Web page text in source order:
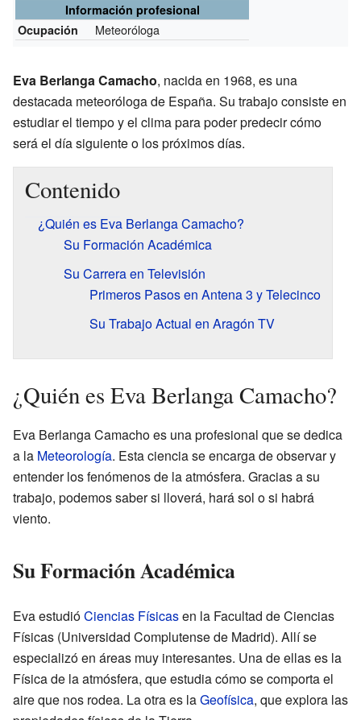
Información profesional
Ocupación
Meteoróloga
Eva Berlanga Camacho, nacida en 1968, es una
destacada meteoróloga de España. Su trabajo consiste en
estudiar el tiempo y el clima para poder predecir cómo
será el día siguiente o los próximos días.
Contenido
¿Quién es Eva Berlanga Camacho?
Su Formación Académica
Su Carrera en Televisión
Primeros Pasos en Antena 3 y Telecinco
Su Trabajo Actual en Aragón TV
¿Quién es Eva Berlanga Camacho?
Eva Berlanga Camacho es una profesional que se dedica
a la Meteorología. Esta ciencia se encarga de observar y
entender los fenómenos de la atmósfera. Gracias a su
trabajo, podemos saber si lloverá, hará sol o si habrá
viento.
Su Formación Académica
Eva estudióCiencias Físicasen la Facultad de Ciencias
Físicas (Universidad Complutense de Madrid). Allí se
especializó en áreas muy interesantes. Una de ellas es la
Física de la atmósfera, que estudia cómo se comporta el
aire que nos rodea. La otra es laGeofísica, que explora las